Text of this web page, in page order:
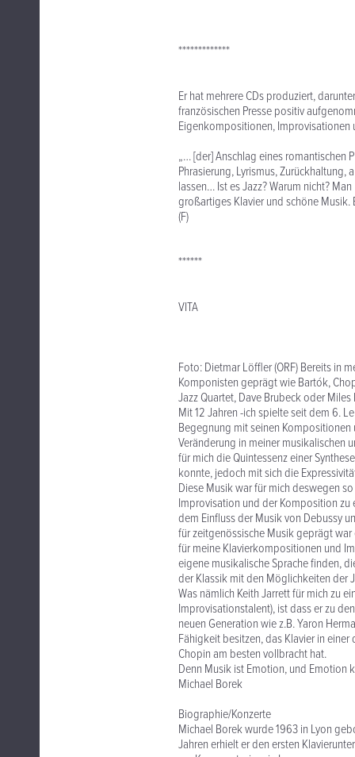
*************
Er hat mehrere CDs produziert,
französischen Presse positiv
Eigenkompositionen, Improvisationen
„… [der] Anschlag eines romantischen
Phrasierung, Lyrismus,
lassen… Ist es Jazz? Warum nicht?
großartiges Klavier und schöne Musik.
(F)
******
VITA
Foto: Dietmar Löffler (ORF) Bereits in
Komponisten geprägt wie Bartók,
Jazz Quartet, Dave Brubeck oder Miles
Mit 12 Jahren -ich spielte seit dem 6.
Begegnung mit seinen
Veränderung in meiner musikalischen
für mich die Quintessenz einer
konnte, jedoch mit sich die
Diese Musik war für mich deswegen
Improvisation und der Komposition zu
dem Einfluss der Musik von Debussy
für zeitgenössische Musik geprägt
für meine Klavierkompositionen und
eigene musikalische Sprache finden,
der Klassik mit den Möglichkeiten der
Was nämlich Keith Jarrett für mich zu
Improvisationstalent), ist dass er zu
neuen Generation wie z.B. Yaron
Fähigkeit besitzen, das Klavier in
Chopin am besten vollbracht hat.
Denn Musik ist Emotion, und Emotion
Michael Borek
Biographie/Konzerte
Michael Borek wurde 1963 in Lyon
Jahren erhielt er den ersten